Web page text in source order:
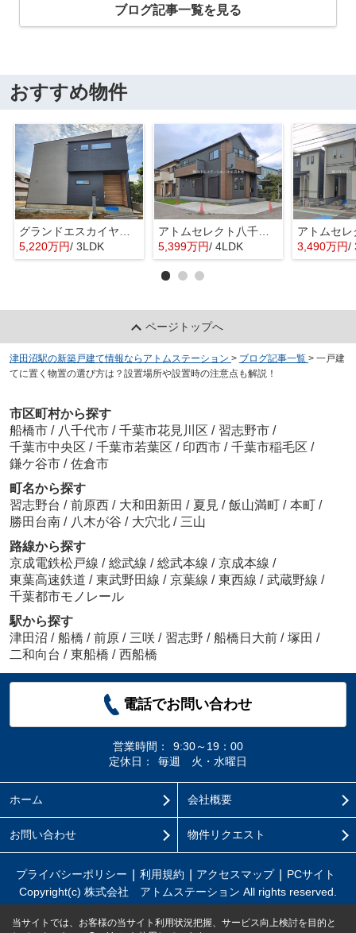
ブログ記事一覧を見る
おすすめ物件
グランドエスカイヤー二宮１丁目 ３号地
5,220万円/ 3LDK
アトムセレクト八千代市大和田新田２期１号棟
5,399万円/ 4LDK 3,490万円/
ページトップへ
津田沼駅の新築戸建て情報ならアトムステーション > ブログ記事一覧 > 一戸建
てに置く物置の選び方は？設置場所や設置時の注意点も解説！
市区町村から探す
船橋市 / 八千代市 / 千葉市花見川区 / 習志野市 /
千葉市中央区 / 千葉市若葉区 / 印西市 / 千葉市稲毛区 /
鎌ケ谷市 / 佐倉市
町名から探す
習志野台 / 前原西 / 大和田新田 / 夏見 / 飯山満町 / 本町 /
勝田台南 / 八木が谷 / 大穴北 / 三山
路線から探す
京成電鉄松戸線 / 総武線 / 総武本線 / 京成本線 /
東葉高速鉄道 / 東武野田線 / 京葉線 / 東西線 / 武蔵野線 /
千葉都市モノレール
駅から探す
津田沼 / 船橋 / 前原 / 三咲 / 習志野 / 船橋日大前 / 塚田 /
二和向台 / 東船橋 / 西船橋
電話でお問い合わせ
営業時間：
9:30～19：00
定休日：
毎週 火・水曜日
ホーム 会社概要
お問い合わせ 物件リクエスト
プライバシーポリシー 利用規約 アクセスマップ
PCサイト
Copyright(c) 株式会社 アトムステーション All rights reserved.
当サイトでは、お客様の当サイト利用状況把握、サービス向上検討を目的と